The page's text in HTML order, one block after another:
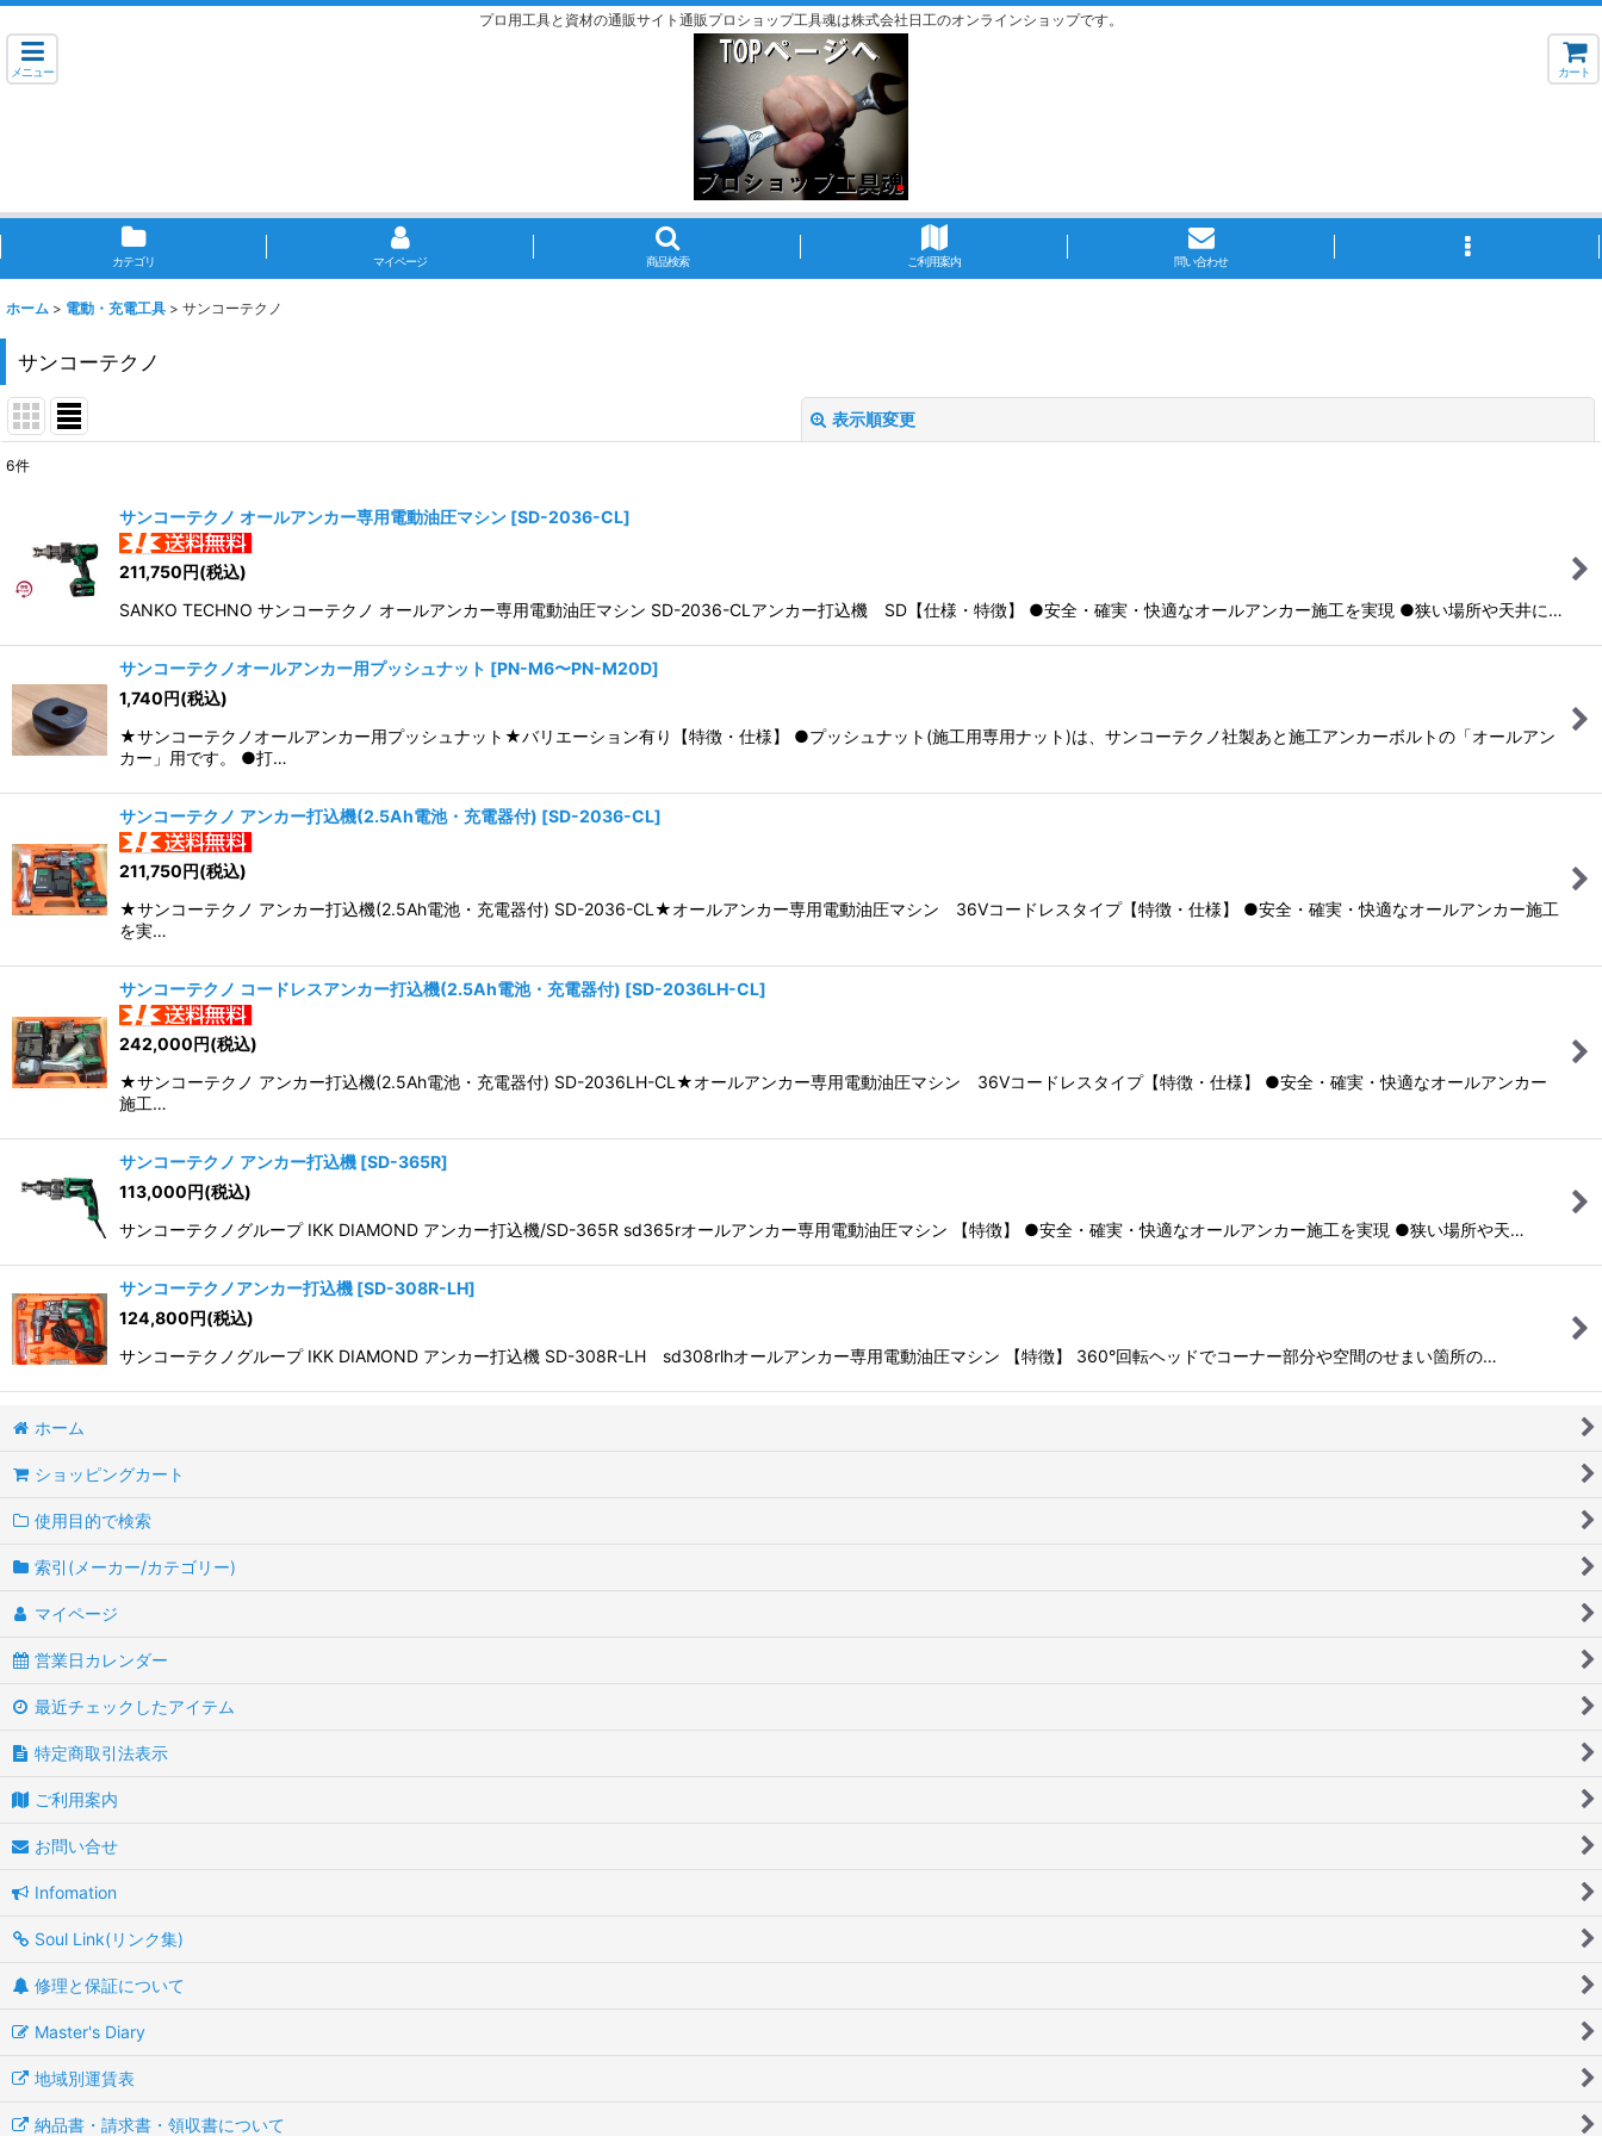
プロ用工具と資材の通販サイト通販プロショップ工具魂は株式会社日工のオンラインショップです。
メニュー カート
カテゴリ マイページ 商品検索 ご利用案内 問い合わせ
ホーム > 電動・充電工具 > サンコーテクノ
サンコーテクノ
表示順変更
並び順:
絞り込む
6件
サンコーテクノ オールアンカー専用電動油圧マシン [SD-2036-CL]
211,750円(税込)
SANKO TECHNO サンコーテクノ オールアンカー専用電動油圧マシン SD-2036-CLアンカー打込機 SD【仕様・特徴】 ●安全・確実・快適なオールアンカー施工を実現 ●狭い場所や天井に…
サンコーテクノオールアンカー用プッシュナット [PN-M6〜PN-M20D]
1,740円(税込)
★サンコーテクノオールアンカー用プッシュナット★バリエーション有り【特徴・仕様】 ●プッシュナット(施工用専用ナット)は、サンコーテクノ社製あと施工アンカーボルトの「オールアン
カー」用です。 ●打…
サンコーテクノ アンカー打込機(2.5Ah電池・充電器付) [SD-2036-CL]
211,750円(税込)
★サンコーテクノ アンカー打込機(2.5Ah電池・充電器付) SD-2036-CL★オールアンカー専用電動油圧マシン 36Vコードレスタイプ【特徴・仕様】 ●安全・確実・快適なオールアンカー施工
を実…
サンコーテクノ コードレスアンカー打込機(2.5Ah電池・充電器付) [SD-2036LH-CL]
242,000円(税込)
★サンコーテクノ アンカー打込機(2.5Ah電池・充電器付) SD-2036LH-CL★オールアンカー専用電動油圧マシン 36Vコードレスタイプ【特徴・仕様】 ●安全・確実・快適なオールアンカー
施工…
サンコーテクノ アンカー打込機 [SD-365R]
113,000円(税込)
サンコーテクノグループ IKK DIAMOND アンカー打込機/SD-365R sd365rオールアンカー専用電動油圧マシン 【特徴】 ●安全・確実・快適なオールアンカー施工を実現 ●狭い場所や天…
サンコーテクノアンカー打込機 [SD-308R-LH]
124,800円(税込)
サンコーテクノグループ IKK DIAMOND アンカー打込機 SD-308R-LH sd308rlhオールアンカー専用電動油圧マシン 【特徴】 360°回転ヘッドでコーナー部分や空間のせまい箇所の…
ホーム
ショッピングカート
使用目的で検索
索引(メーカー/カテゴリー)
マイページ
営業日カレンダー
最近チェックしたアイテム
特定商取引法表示
ご利用案内
お問い合せ
Infomation
Soul Link(リンク集)
修理と保証について
Master's Diary
地域別運賃表
納品書・請求書・領収書について